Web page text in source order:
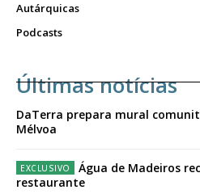
Autárquicas
Podcasts
Últimas notícias
DaTerra prepara mural
Mélvoa
Água de Madeiros
restaurante